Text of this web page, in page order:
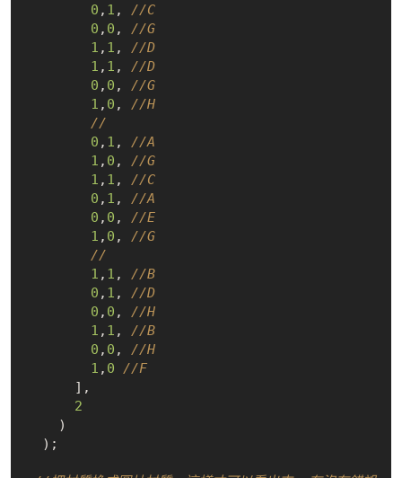
0 , 1 , //C
0 , 0 , //G
1 , 1 , //D
1 , 1 , //D
0 , 0 , //G
1 , 0 , //H
//
0 , 1 , //A
1 , 0 , //G
1 , 1 , //C
0 , 1 , //A
0 , 0 , //E
1 , 0 , //G
//
1 , 1 , //B
0 , 1 , //D
0 , 0 , //H
1 , 1 , //B
0 , 0 , //H
1 , 0
//F
2